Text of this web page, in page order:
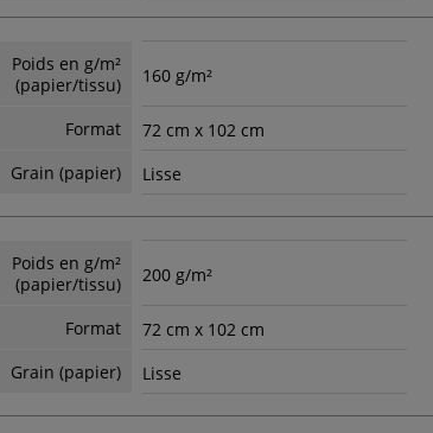
Poids en g/m²
(papier/tissu)
160 g/m²
Format
72 cm x 102 cm
Grain (papier)
Lisse
Poids en g/m²
(papier/tissu)
200 g/m²
Format
72 cm x 102 cm
Grain (papier)
Lisse